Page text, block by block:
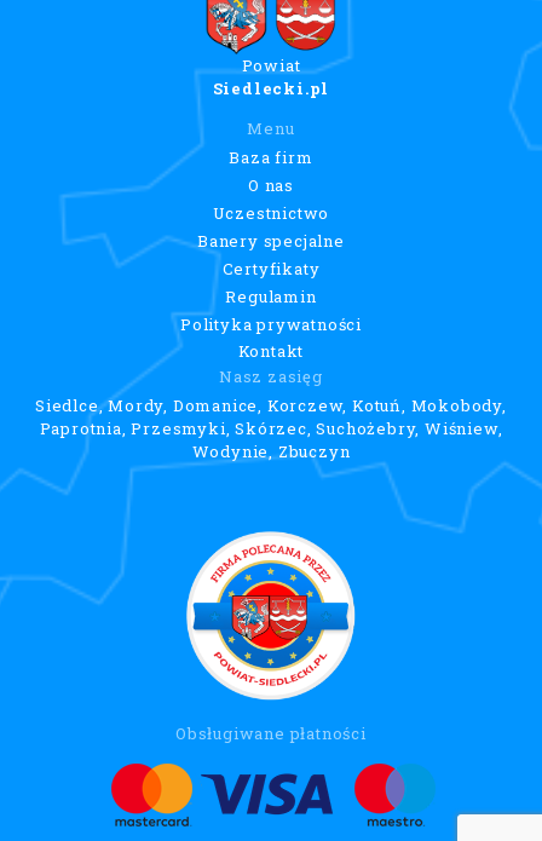
Powiat
Siedlecki.pl
Menu
Baza firm
O nas
Uczestnictwo
Banery specjalne
Certyfikaty
Regulamin
Polityka prywatności
Kontakt
Nasz zasięg
Siedlce, Mordy, Domanice, Korczew, Kotuń, Mokobody,
Paprotnia, Przesmyki, Skórzec, Suchożebry, Wiśniew,
Wodynie, Zbuczyn
Obsługiwane płatności